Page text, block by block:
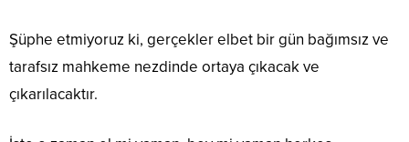
Şüphe etmiyoruz ki, gerçekler elbet bir gün bağımsız ve
tarafsız mahkeme nezdinde ortaya çıkacak ve
çıkarılacaktır.